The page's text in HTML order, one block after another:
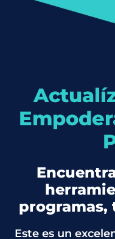
programas,
Este es un